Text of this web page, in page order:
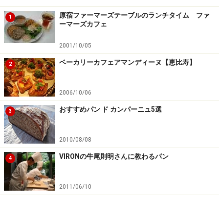
「ありがとうございます。 これに驕ることなく、おいし
いパンを焼き皆様に楽しんでいただけるようがんばりま
す。」
【関連記事】
おいしい食事パンのためにデザインされた小麦粉
（2005.11記事）
メゾンカイザーCOREDO日本橋店
この秋に変わるメゾンカイザーの小麦粉 メゾンカイザ
ートラディショナル
メゾンカイザー 日本風にアレンジすることのないパン
1
原宿ファーマーズテーブルのランチタイム ファ
ーマーズカフェ
2001/10/05
2 ベーカリーカフェアマンディーヌ【恵比寿】
2006/10/06
3 おすすめパン ド カンパーニュ5選
2010/08/08
4 VIRONの牛尾則明さんに教わるパン
2011/06/10